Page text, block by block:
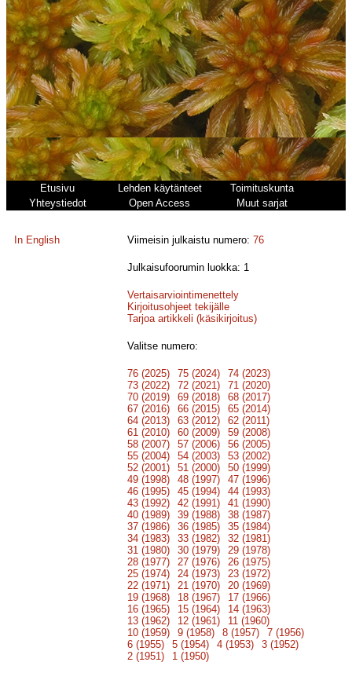
Etusivu Lehden käytänteet
Toimituskunta
Yhteystiedot
Open Access Muut sarjat
In English Viimeisin julkaistu numero:76
Julkaisufoorumin luokka: 1
Vertaisarviointimenettely
Kirjoitusohjeet tekijälle
Tarjoa artikkeli (käsikirjoitus)
Valitse numero:
76 (2025) 75 (2024)
74 (2023)
73 (2022)
72 (2021)
71 (2020)
70 (2019)
69 (2018)
68 (2017)
67 (2016)
66 (2015)
65 (2014)
64 (2013)
63 (2012)
62 (2011)
61 (2010)
60 (2009)
59 (2008)
58 (2007)
57 (2006)
56 (2005)
55 (2004)
54 (2003)
53 (2002)
52 (2001)
51 (2000)
50 (1999)
49 (1998)
48 (1997)
47 (1996)
46 (1995)
45 (1994)
44 (1993)
43 (1992)
42 (1991)
41 (1990)
40 (1989)
39 (1988)
38 (1987)
37 (1986)
36 (1985)
35 (1984)
34 (1983)
33 (1982)
32 (1981)
31 (1980)
30 (1979)
29 (1978)
28 (1977)
27 (1976)
26 (1975)
25 (1974)
24 (1973)
23 (1972)
22 (1971)
21 (1970)
20 (1969)
19 (1968)
18 (1967)
17 (1966)
16 (1965)
15 (1964)
14 (1963)
13 (1962)
12 (1961)
11 (1960)
10 (1959)
9 (1958) 8 (1957)
7 (1956)
6 (1955)
5 (1954) 4 (1953)
3 (1952)
2 (1951)
1 (1950)